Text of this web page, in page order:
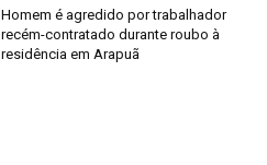
Homem é agredido por trabalhador
recém-contratado durante roubo à
residência em Arapuã